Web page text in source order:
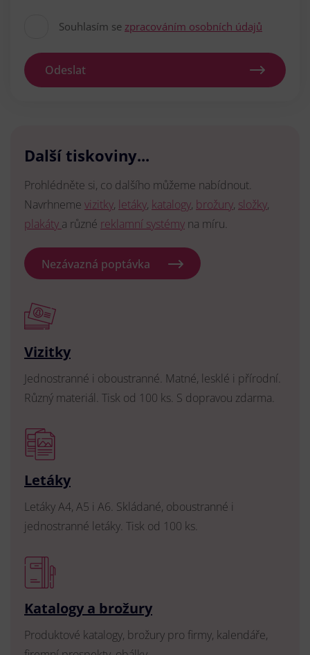
Souhlasím se zpracováním osobních údajů
Odeslat
Další tiskoviny...
Prohlédněte si, co dalšího můžeme nabídnout.
Navrhneme vizitky, letáky, katalogy, brožury, složky,
plakáty a různé reklamní systémy na míru.
Nezávazná poptávka
Vizitky
Jednostranné i oboustranné. Matné, lesklé i přírodní.
Různý materiál. Tisk od 100 ks. S dopravou zdarma.
Letáky
Letáky A4, A5 i A6. Skládané, oboustranné i
jednostranné letáky. Tisk od 100 ks.
Katalogy a brožury
Produktové katalogy, brožury pro firmy, kalendáře,